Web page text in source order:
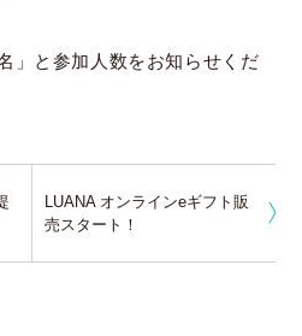
」と参加人数をお知らせくだ
LUANA オンラインeギフト販
売スタート！